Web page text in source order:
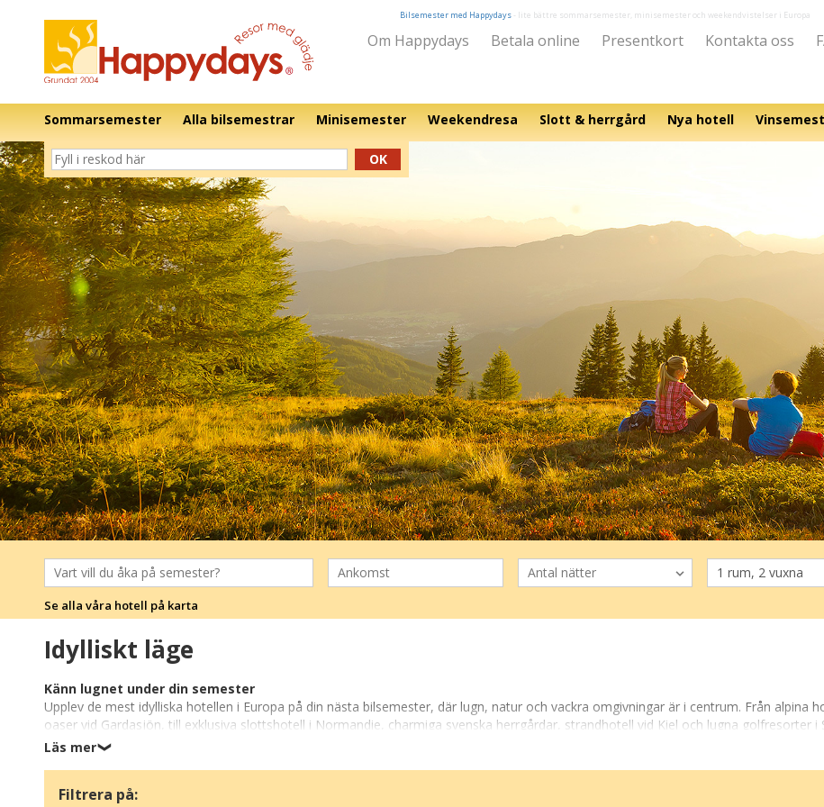
Bilsemester med Happydays - lite bättre sommarsemester, minisemester och weekendvistelser i Europa
Om Happydays Betala online Presentkort Kontakta oss
Sommarsemester Alla bilsemestrar Minisemester Weekendresa Slott & herrgård Nya hotell
OK
Se alla våra hotell på karta
Idylliskt läge
Känn lugnet under din semester
Upplev de mest idylliska hotellen i Europa på din nästa bilsemester, där lugn, natur och vackra omgivningar är i centrum. Från alpina
oaser vid Gardasjön, till exklusiva slottshotell i Normandie, charmiga svenska herrgårdar, strandhotell vid Kiel och lugna golfresorter
ostört, och där både lugn och natur kombineras med komfort och lyx.
Hotell med idylliskt läge ger dig möjlighet att dra dig tillbaka och njuta av lugnet i natursköna omgivningar. Många av dessa hotell
Läs mer❯
Filtrera på: